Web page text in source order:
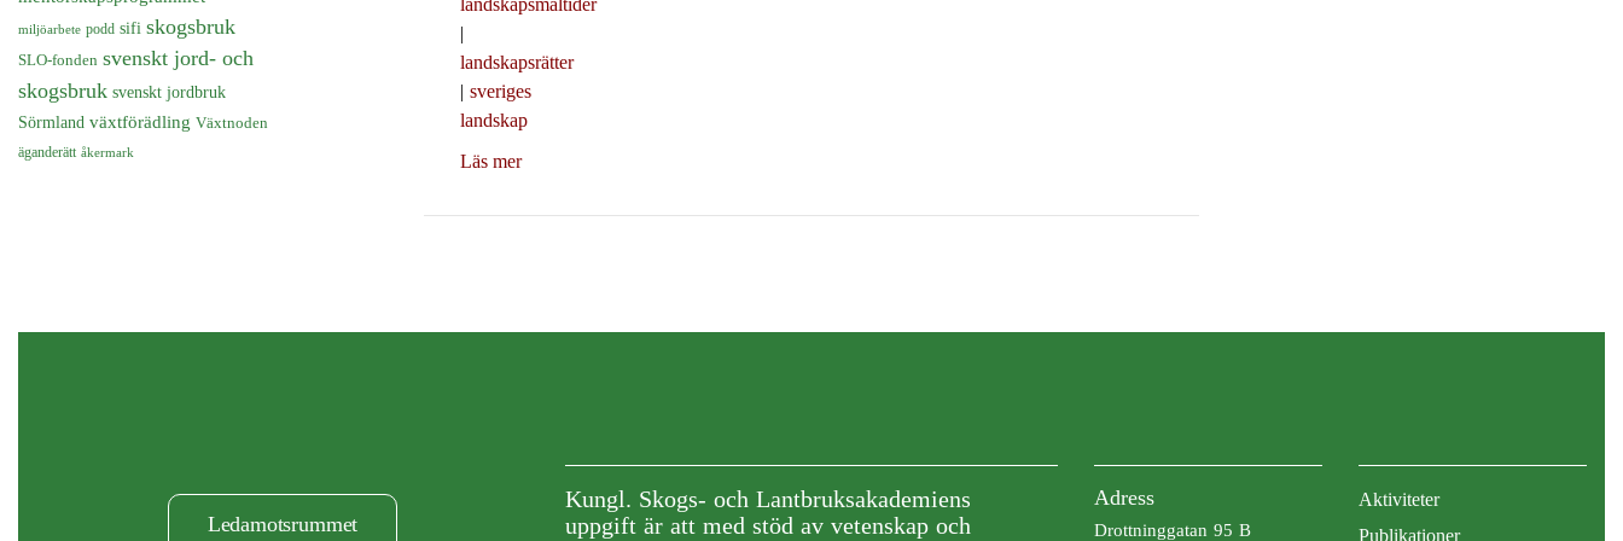
miljöarbete podd sifi skogsbruk
SLO-fonden svenskt jord- och
skogsbruk svenskt jordbruk
Sörmland växtförädling Växtnoden
äganderätt åkermark
landskapsmåltider
|
landskapsrätter
| sveriges
landskap
Läs mer
Ledamotsrummet
Kungl. Skogs- och Lantbruksakademiens
uppgift är att med stöd av vetenskap och
Adress
Drottninggatan 95 B
Aktiviteter
Publikationer